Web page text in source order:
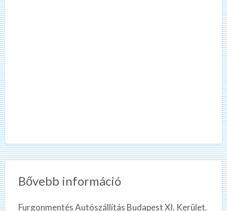
Bővebb információ
Furgonmentés Autószállítás Budapest XI. Kerület.